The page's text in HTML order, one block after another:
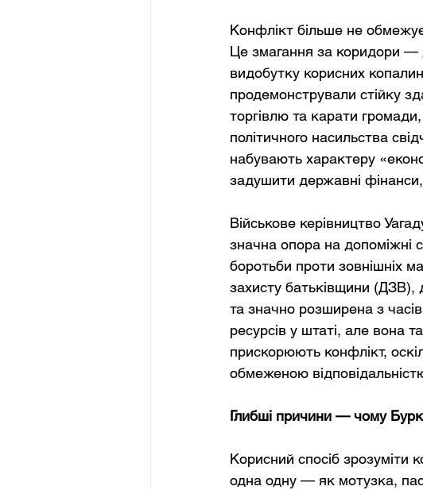
Конфлікт більше не
Це змагання за коридори —
видобутку корисних
продемонстрували стійку
торгівлю та карати
політичного насильства
набувають характеру
задушити державні
Військове керівництво
значна опора на допоміжні
боротьби проти зовнішніх
захисту батьківщини (ДЗВ),
та значно розширена з
ресурсів у штаті, але вона
прискорюють конфлікт,
обмеженою
Глибші причини — чому
Корисний спосіб
одна одну — як мотузка,